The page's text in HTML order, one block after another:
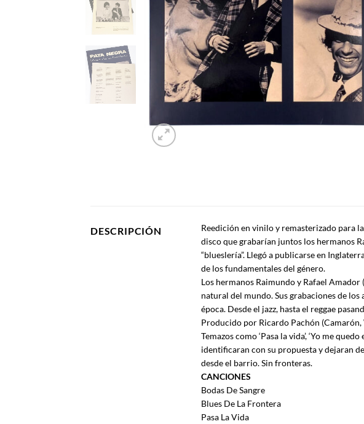
DESCRIPCIÓN
Reedición en vinilo y remasterizado para
disco que grabarían juntos los hermanos
“blueslería”. Llegó a publicarse en
de los fundamentales del género.
Los hermanos Raimundo y Rafael
natural del mundo. Sus grabaciones de
época. Desde el jazz, hasta el reggae
Producido por Ricardo Pachón (Camarón,
Temazos como ‘Pasa la vida’, ‘Yo me
identificaran con su propuesta y dejaran
desde el barrio. Sin fronteras.
CANCIONES
Bodas De Sangre
Blues De La Frontera
Pasa La Vida